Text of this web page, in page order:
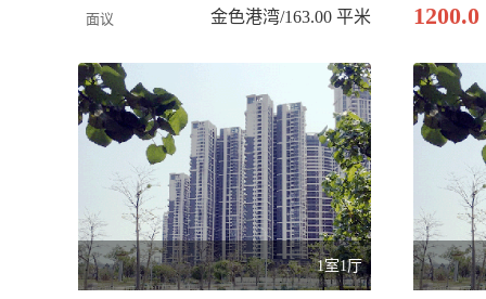
面议 金色港湾/163.00 平米 1200.0
1室1厅